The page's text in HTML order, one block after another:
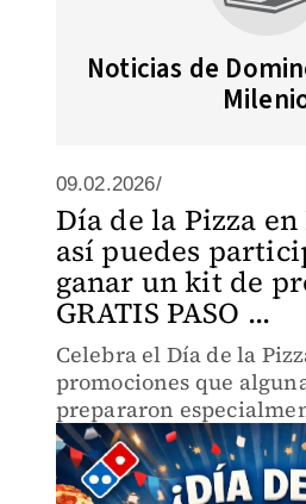
Noticias de
09.02.2026/
Día de la Pizza
así puedes
ganar un kit de
GRATIS PASO ...
Celebra el Día de la
promociones que
prepararon